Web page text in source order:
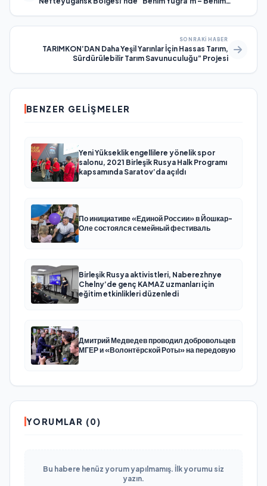
SONRAKI HABER
TARIMKON’DAN Daha Yeşil Yarınlar İçin Hassas Tarım,
Sürdürülebilir Tarım Savunuculuğu” Projesi
BENZER GELIŞMELER
Yeni Yükseklik engellilere yönelik spor
salonu, 2021 Birleşik Rusya Halk Programı
kapsamında Saratov’da açıldı
По инициативе «Единой России» в Йошкар-
Оле состоялся семейный фестиваль
Birleşik Rusya aktivistleri, Naberezhnye
Chelny’de genç KAMAZ uzmanları için
eğitim etkinlikleri düzenledi
Дмитрий Медведев проводил добровольцев
МГЕР и «Волонтёрской Роты» на передовую
YORUMLAR (0)
Bu habere henüz yorum yapılmamış. İlk yorumu siz
yazın.